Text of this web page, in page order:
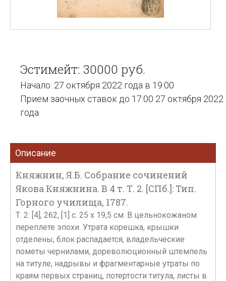
Эстимейт: 30000 руб.
Начало: 27 октября 2022 года в 19:00
Прием заочных ставок до 17:00 27 октября 2022
года
Описание
Княжнин, Я.Б. Собрание сочинений
Якова Княжнина. В 4 т. Т. 2. [СПб.]: Тип.
Горного училища, 1787.
Т. 2: [4], 262, [1] с. 25 х 19,5 см. В цельнокожаном
переплете эпохи. Утрата корешка, крышки
отделены, блок распадается, владельческие
пометы чернилами, дореволюционный штемпель
на титуле, надрывы и фрагментарные утраты по
краям первых страниц, потертости титула, листы в